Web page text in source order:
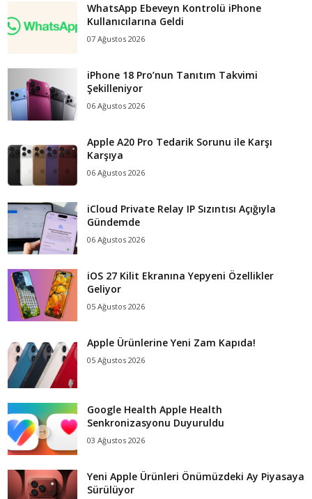
WhatsApp Ebeveyn Kontrolü iPhone
Kullanıcılarına Geldi
07 Ağustos 2026
iPhone 18 Pro’nun Tanıtım Takvimi
Şekilleniyor
06 Ağustos 2026
Apple A20 Pro Tedarik Sorunu ile Karşı
Karşıya
06 Ağustos 2026
iCloud Private Relay IP Sızıntısı Açığıyla
Gündemde
06 Ağustos 2026
iOS 27 Kilit Ekranına Yepyeni Özellikler
Geliyor
05 Ağustos 2026
Apple Ürünlerine Yeni Zam Kapıda!
05 Ağustos 2026
Google Health Apple Health
Senkronizasyonu Duyuruldu
03 Ağustos 2026
Yeni Apple Ürünleri Önümüzdeki Ay Piyasaya
Sürülüyor